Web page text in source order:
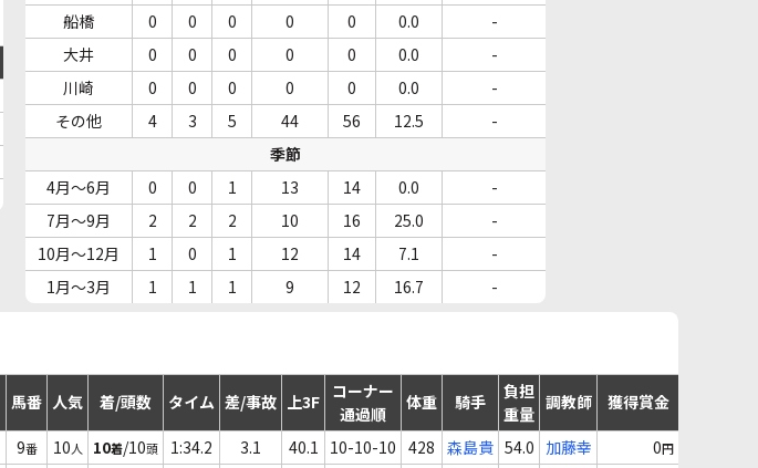
船橋
0 0 0 0 0 0.0
-
大井
0 0 0 0 0 0.0
-
川崎
0 0 0 0 0 0.0
-
その他
4 3 5 44 56 12.5
-
季節
4月～6月
0 0 1 13 14 0.0
-
7月～9月
2 2 2 10 16 25.0
-
10月～12月
1 0 1 12 14 7.1
-
1月～3月
1 1 1 9 12 16.7 -
馬番 人気 着/頭数 タイム 差/事故 上3F コーナー
通過順
体重 騎手
負担
重量
調教師 獲得賞金
9番 10人 10着/10頭 1:34.2 3.1 40.1 10-10-10 428 森島貴 54.0 加藤幸 0円